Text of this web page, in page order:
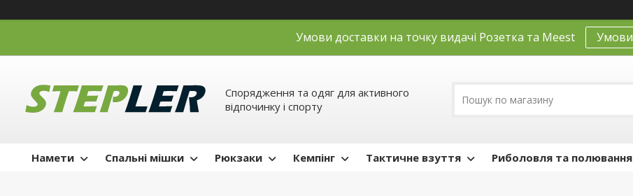
Умови доставки на точку видачі Розетка та Meest Умови
Спорядження та одяг для активного
відпочинку і спорту
Намети Спальні мішки Рюкзаки Кемпінг Тактичне взуття Риболовля та полювання